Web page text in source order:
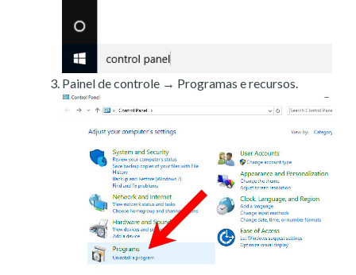
Painel de controle → Programas e recursos.